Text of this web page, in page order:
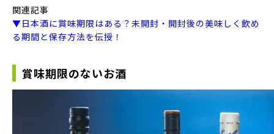
関連記事
▼日本酒に賞味期限はある？未開封・開封後の美味しく飲め
る期間と保存方法を伝授！
賞味期限のないお酒